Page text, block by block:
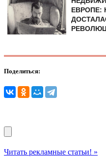
ЕВРОПЕ:
Поделиться:
Читать рекламные статьи! »